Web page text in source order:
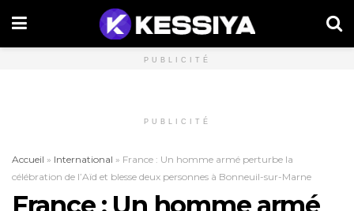
PUBLICITÉ
PUBLICITÉ
Accueil » International » France : Un homme armé perturbe la
célébration de l’Aïd et blesse deux personnes à Bonneuil-sur-Marne